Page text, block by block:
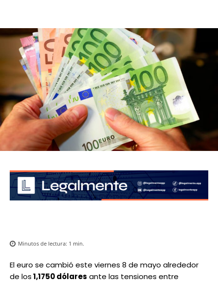
Minutos de lectura: 1 min.
El euro se cambió este viernes 8 de mayo alrededor
de los1,1750 dólares ante las tensiones entre